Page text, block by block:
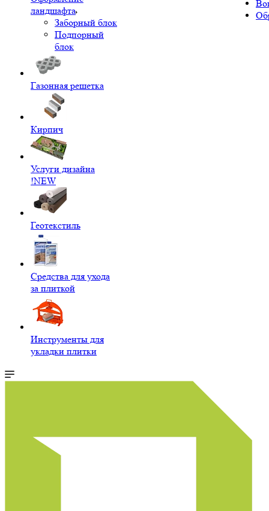
ландшафта
Заборный блок
Подпорный
блок
Газонная решетка
Кирпич
Услуги дизайна
!NEW
Геотекстиль
Средства для ухода
за плиткой
Инструменты для
укладки плитки